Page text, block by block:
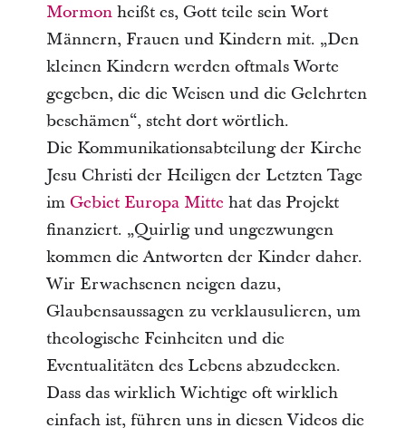
Mormonheißt es, Gott teile sein Wort
Männern, Frauen und Kindern mit. „Den
kleinen Kindern werden oftmals Worte
gegeben, die die Weisen und die Gelehrten
beschämen“, steht dort wörtlich.
Die Kommunikationsabteilung der Kirche
Jesu Christi der Heiligen der Letzten Tage
im Gebiet Europa Mitte hat das Projekt
finanziert. „Quirlig und ungezwungen
kommen die Antworten der Kinder daher.
Wir Erwachsenen neigen dazu,
Glaubensaussagen zu verklausulieren, um
theologische Feinheiten und die
Eventualitäten des Lebens abzudecken.
Dass das wirklich Wichtige oft wirklich
einfach ist, führen uns in diesen Videos die